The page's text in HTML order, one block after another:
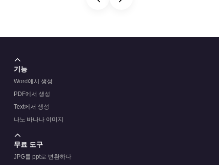
기능
Word에서 생성
PDF에서 생성
Text에서 생성
나노 바나나 이미지
무료 도구
JPG를 ppt로 변환하다